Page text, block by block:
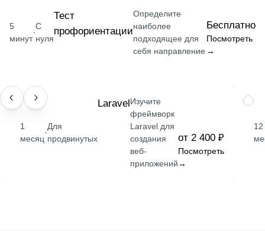
5
минут
·
С
нуля
Тест
профориентации
Определите
наиболее
подходящее для
себя направление
Бесплатно
Посмотреть
→
НАВЫК
1
месяц
·
Для
продвинутых
LaravelИзучите
фреймворк
Laravel для
создания
веб-
приложений
от 2 400 ₽
Посмотреть
→
12